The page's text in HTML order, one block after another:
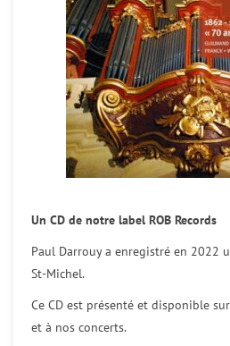
Un CD de notre label ROB Records
Paul Darrouy a enregistré en 2022
St-Michel.
Ce CD est présenté et disponible
et à nos concerts.